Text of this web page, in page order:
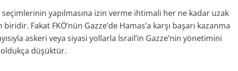
yapılmasına izin verme ihtimali her ne kadar uzak
Fakat FKÖ’nün Gazze’de Hamas’a karşı başarı kazanma
askeri veya siyasi yollarla İsrail’in Gazze’nin yönetimini
oldukça düşüktür.